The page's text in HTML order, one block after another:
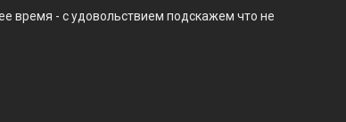
время - с удовольствием подскажем что не